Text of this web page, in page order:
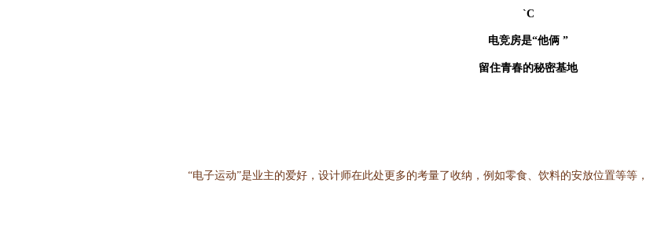
`C
电竞房是“他俩 ”
留住青春的秘密基地
“电子运动”是业主的爱好，设计师在此处更多的考量了收纳，例如零食、饮料的安放位置等等